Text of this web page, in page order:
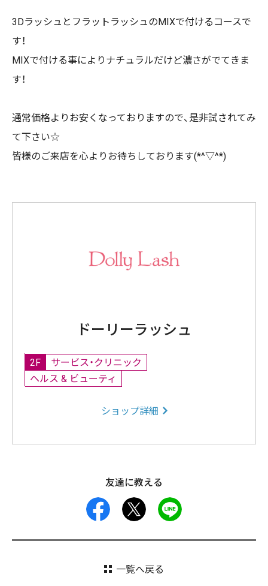
3DラッシュとフラットラッシュのMIXで付けるコースで
す！
MIXで付ける事によりナチュラルだけど濃さがでてきま
す！
通常価格よりお安くなっておりますので、是非試されてみ
て下さい☆
皆様のご来店を心よりお待ちしております(*^▽^*)
ドーリーラッシュ
2F
サービス・クリニック
ヘルス & ビューティ
ショップ詳細
友達に教える
facebook
一覧へ戻る